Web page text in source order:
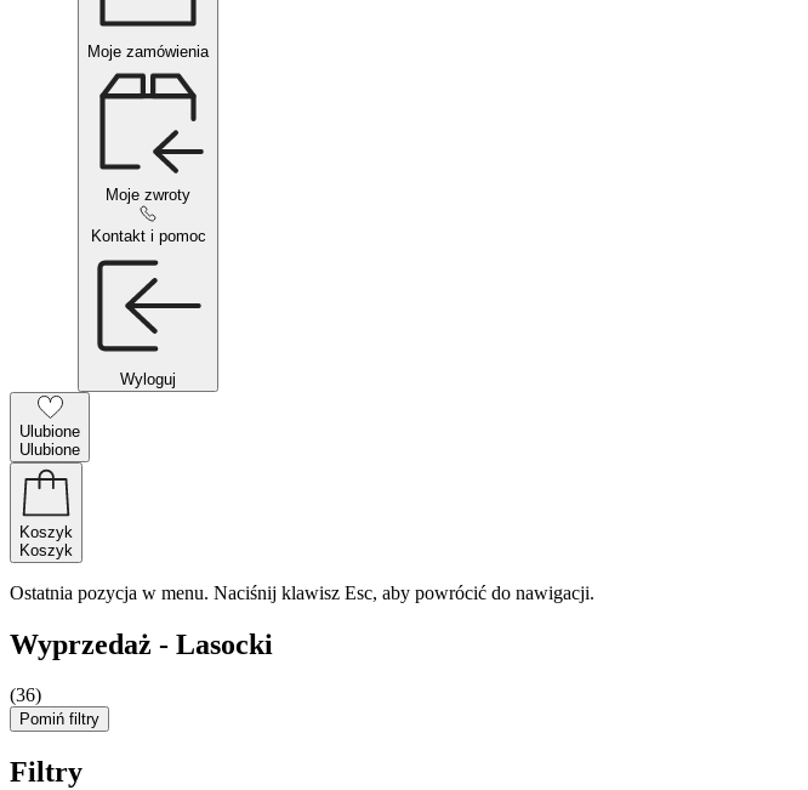
Moje zamówienia
Moje zwroty
Kontakt i pomoc
Wyloguj
Ulubione
Ulubione
Koszyk
Koszyk
Ostatnia pozycja w menu. Naciśnij klawisz Esc, aby powrócić do nawigacji.
Wyprzedaż - Lasocki
(36)
Pomiń filtry
Filtry